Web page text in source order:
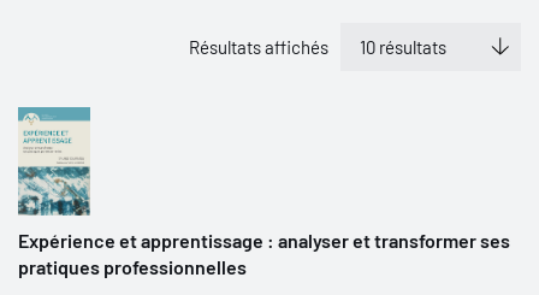
Résultats affichés
Expérience et apprentissage : analyser et transformer ses
pratiques professionnelles